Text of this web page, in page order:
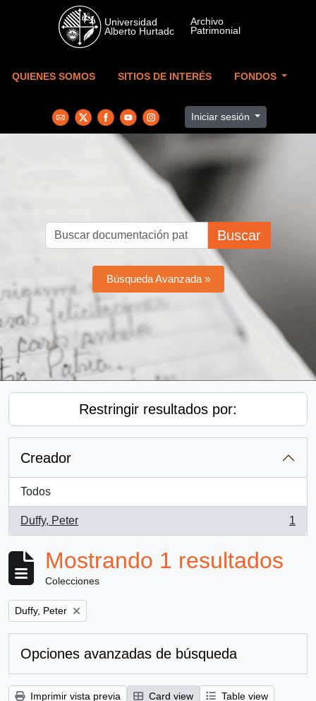
Skip to main content
QUIENES SOMOS SITIOS DE INTERÉS FONDOS
Iniciar sesión
Buscar
Búsqueda Avanzada »
Restringir resultados por:
Creador
Todos
Duffy, Peter
, 1 resultados
1
Mostrando 1 resultados
Colecciones
Remove filter:
Duffy, Peter
Opciones avanzadas de búsqueda
Imprimir vista previa Card view
Table view